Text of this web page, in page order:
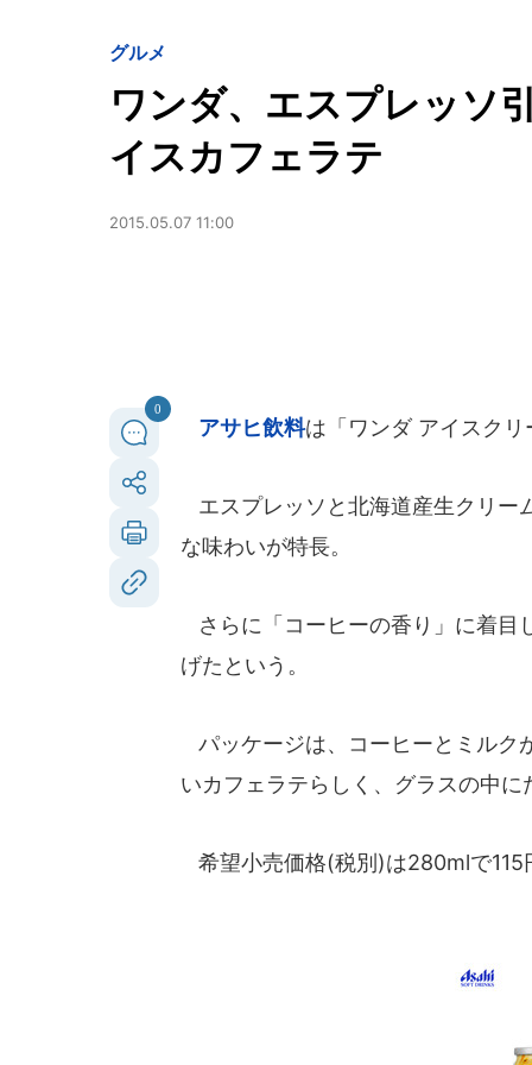
グルメ
ワンダ、エスプレッソ
イスカフェラテ
2015.05.07 11:00
0
アサヒ飲料は「ワンダ アイスク
エスプレッソと北海道産生クリー
な味わいが特長。
さらに「コーヒーの香り」に着目
げたという。
パッケージは、コーヒーとミルク
いカフェラテらしく、グラスの中
希望小売価格(税別)は280mlで115